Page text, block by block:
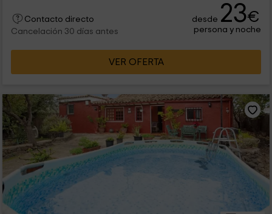
Contacto directo
Cancelación 30 días antes
desde 23€
persona y noche
VER OFERTA